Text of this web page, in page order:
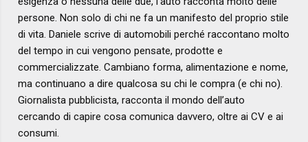
persone. Non solo di chi ne fa un manifesto del proprio stile
di vita. Daniele scrive di automobili perché raccontano molto
del tempo in cui vengono pensate, prodotte e
commercializzate. Cambiano forma, alimentazione e nome,
ma continuano a dire qualcosa su chi le compra (e chi no).
Giornalista pubblicista, racconta il mondo dell’auto
cercando di capire cosa comunica davvero, oltre ai CV e ai
consumi.